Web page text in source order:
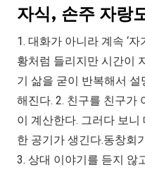
자식, 손주 자랑
1. 대화가 아니라 계속 ‘
황처럼 들리지만 시간이
기 삶을 굳이 반복해서
해진다. 2. 친구를 친구가
이 계산한다. 그러다 보
한 공기가 생긴다.동창회
3. 상대 이야기를 듣지 않